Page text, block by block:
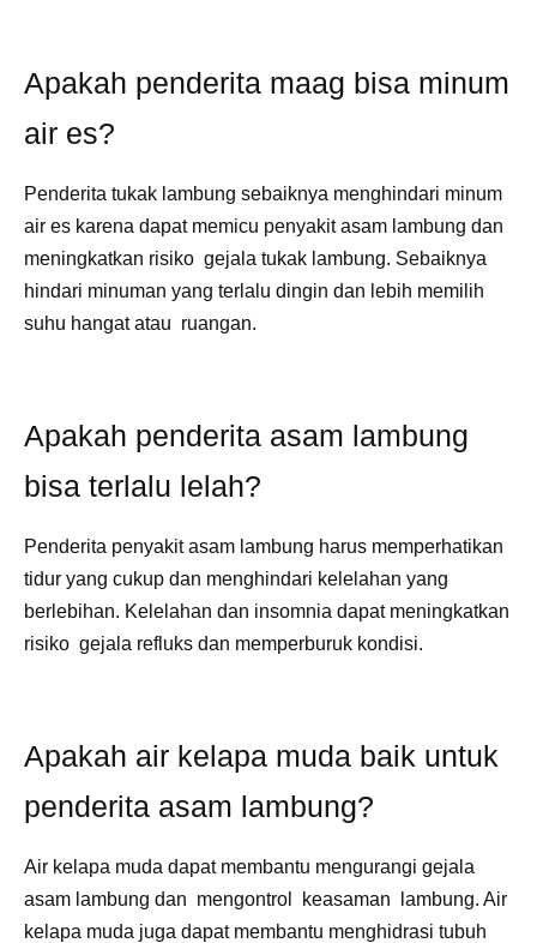
Apakah penderita maag bisa minum
air es?
Penderita tukak lambung sebaiknya menghindari minum
air es karena dapat memicu penyakit asam lambung dan
meningkatkan risiko gejala tukak lambung. Sebaiknya
hindari minuman yang terlalu dingin dan lebih memilih
suhu hangat atau ruangan.
Apakah penderita asam lambung
bisa terlalu lelah?
Penderita penyakit asam lambung harus memperhatikan
tidur yang cukup dan menghindari kelelahan yang
berlebihan. Kelelahan dan insomnia dapat meningkatkan
risiko gejala refluks dan memperburuk kondisi.
Apakah air kelapa muda baik untuk
penderita asam lambung?
Air kelapa muda dapat membantu mengurangi gejala
asam lambung dan mengontrol keasaman lambung. Air
kelapa muda juga dapat membantu menghidrasi tubuh